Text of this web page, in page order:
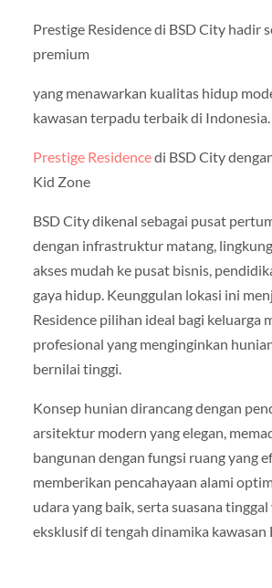
Prestige Residence di BSD City hadir
premium
yang menawarkan kualitas hidup
kawasan terpadu terbaik di Indonesia.
Prestige Residencedi BSD City
Kid Zone
BSD City dikenal sebagai pusat
dengan infrastruktur matang,
akses mudah ke pusat bisnis,
gaya hidup. Keunggulan lokasi ini
Residence pilihan ideal bagi keluarga
profesional yang menginginkan
bernilai tinggi.
Konsep hunian dirancang dengan
arsitektur modern yang elegan,
bangunan dengan fungsi ruang yang
memberikan pencahayaan alami
udara yang baik, serta suasana
eksklusif di tengah dinamika kawasan